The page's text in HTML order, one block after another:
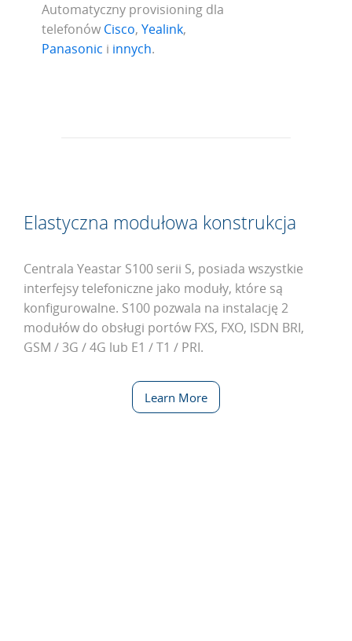
Automatyczny provisioning dla
telefonów Cisco, Yealink,
Panasonic i innych.
Elastyczna modułowa konstrukcja
Centrala Yeastar S100 serii S, posiada wszystkie
interfejsy telefoniczne jako moduły, które są
konfigurowalne. S100 pozwala na instalację 2
modułów do obsługi portów FXS, FXO, ISDN BRI,
GSM / 3G / 4G lub E1 / T1 / PRI.
Learn More